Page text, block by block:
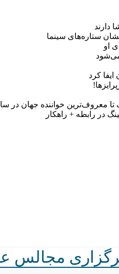
ستاره‌های سینما
او
کرد
معروف‌ترین خواننده جهان در سال
مجالس